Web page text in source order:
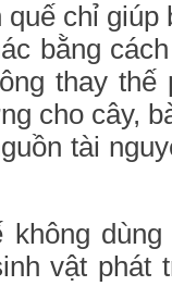
chỉ
bằng
thay thế
cho cây,
tài
vật phát